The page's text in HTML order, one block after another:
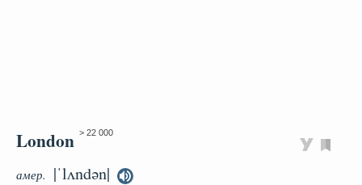
London > 22 000
амер. |ˈlʌndən|